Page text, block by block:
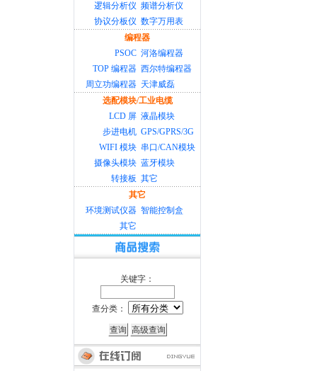
逻辑分析仪 频谱分析仪
协议分板仪 数字万用表
编程器
PSOC 河洛编程器
TOP 编程器 西尔特编程器
周立功编程器 天津威磊
选配模块/工业电缆
LCD 屏 液晶模块
步进电机 GPS/GPRS/3G
WIFI 模块 串口/CAN模块
摄像头模块 蓝牙模块
转接板 其它
其它
环境测试仪器 智能控制盒
其它
关键字：
查分类：